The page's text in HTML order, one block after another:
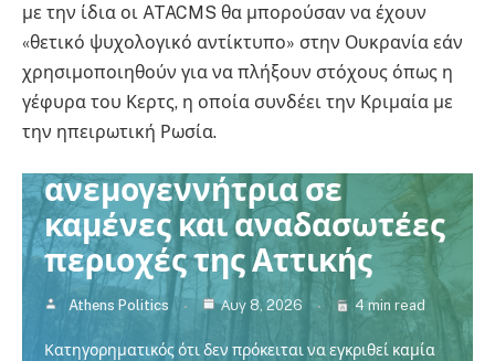
με την ίδια οι ATACMS θα μπορούσαν να έχουν
«θετικό ψυχολογικό αντίκτυπο» στην Ουκρανία εάν
χρησιμοποιηθούν για να πλήξουν στόχους όπως η
γέφυρα του Κερτς, η οποία συνδέει την Κριμαία με
την ηπειρωτική Ρωσία.
Πολιτική
Χαρδαλιάς: Καμία
ανεμογεννήτρια σε
καμένες και αναδασωτέες
περιοχές της Αττικής
Athens Politics Αυγ 8, 2026 4 min read
Κατηγορηματικός ότι δεν πρόκειται να εγκριθεί καμία